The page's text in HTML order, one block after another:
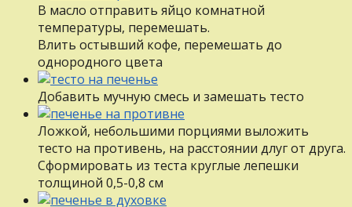
В масло отправить яйцо комнатной
температуры, перемешать.
Влить остывший кофе, перемешать до
однородного цвета
Добавить мучную смесь и замешать тесто
Ложкой, небольшими порциями выложить
тесто на противень, на расстоянии длуг от друга.
Сформировать из теста круглые лепешки
толщиной 0,5-0,8 см